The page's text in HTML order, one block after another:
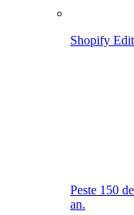
Shopify
Peste 150
an.